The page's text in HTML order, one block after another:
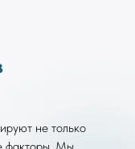
не только